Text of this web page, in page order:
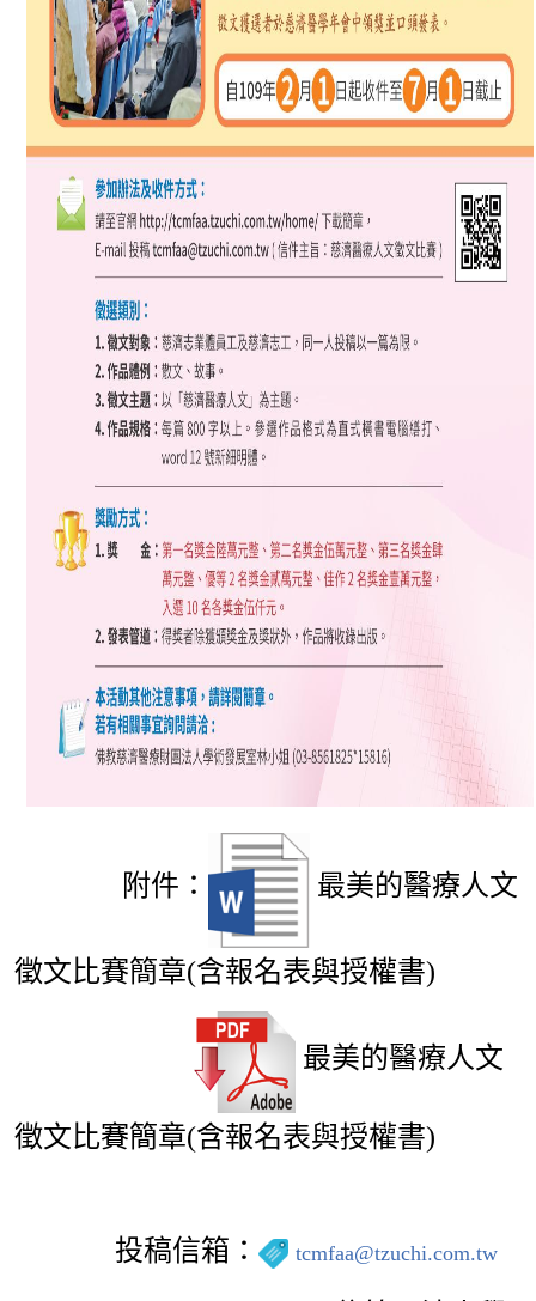
附件： 最美的醫療人文
徵文比賽簡章(含報名表與授權書)
最美的醫療人文
徵文比賽簡章(含報名表與授權書)
投稿信箱： tcmfaa@tzuchi.com.tw